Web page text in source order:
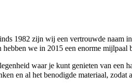
1982 zijn wij een vertrouwde naam
we in 2015 een enorme
waar je kunt genieten van een
en al het benodigde materiaal,